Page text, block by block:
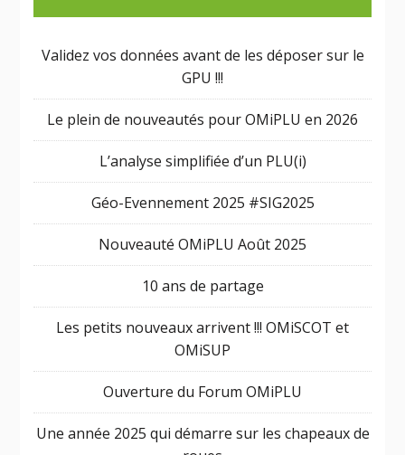
Validez vos données avant de les déposer sur le
GPU !!!
Le plein de nouveautés pour OMiPLU en 2026
L’analyse simplifiée d’un PLU(i)
Géo-Evennement 2025 #SIG2025
Nouveauté OMiPLU Août 2025
10 ans de partage
Les petits nouveaux arrivent !!! OMiSCOT et
OMiSUP
Ouverture du Forum OMiPLU
Une année 2025 qui démarre sur les chapeaux de